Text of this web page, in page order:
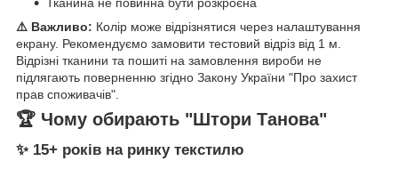
⚠️ Важливо: Колір може відрізнятися через налаштування
екрану. Рекомендуємо замовити тестовий відріз від 1 м.
Відрізні тканини та пошиті на замовлення вироби не
підлягають поверненню згідно Закону України "Про захист
прав споживачів".
🏆 Чому обирають "Штори Танова"
✨ 15+ років на ринку текстилю